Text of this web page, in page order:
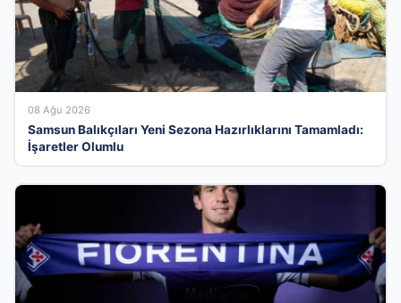
08 Ağu 2026
Samsun Balıkçıları Yeni Sezona Hazırlıklarını Tamamladı:
İşaretler Olumlu